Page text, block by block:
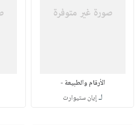
الأرقام والطبيعة -
لـإيان ستيوارت